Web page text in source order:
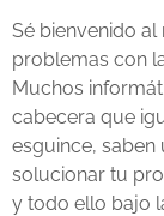
Sé bienvenido
problemas con
Muchos
cabecera que
esguince,
solucionar tu
y todo ello bajo